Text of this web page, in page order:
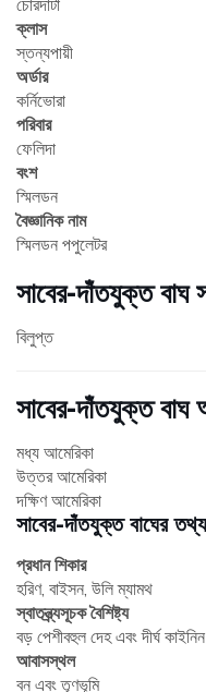
চোরদাটা
ক্লাস
স্তন্যপায়ী
অর্ডার
কর্নিভোরা
পরিবার
ফেলিদা
বংশ
স্মিলডন
বৈজ্ঞানিক নাম
স্মিলডন পপুলেটর
সাবের-দাঁতযুক্ত বাঘ
বিলুপ্ত
সাবের-দাঁতযুক্ত বাঘ
মধ্য আমেরিকা
উত্তর আমেরিকা
দক্ষিণ আমেরিকা
সাবের-দাঁতযুক্ত বাঘের তথ্য
প্রধান শিকার
হরিণ, বাইসন, উলি ম্যামথ
স্বাতন্ত্র্যসূচক বৈশিষ্ট্য
বড় পেশীবহুল দেহ এবং দীর্ঘ
আবাসস্থল
বন এবং তৃণভূমি